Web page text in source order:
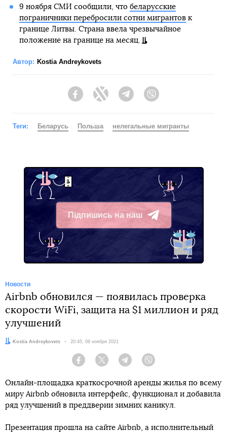
9 ноября СМИ сообщили, что беларусские
пограничники перебросили сотни мигрантовк
границе Литвы. Страна ввела чрезвычайное
положение на границе на месяц.
Автор: Kostia Andreykovets
FacebookTwitter Telegram
Теги: Беларусь Польша нелегальные мигранты
Підпишись на наш
Telegram
Новости
Airbnb обновился — появилась проверка
скорости WiFi, защита на $1 миллион и ряд
улучшений
Автор:Kostia Andreykovets Дата:
20:45, 09 ноября 2021
Facebook Twitter Telegram
Онлайн-площадка краткосрочной аренды жилья по всему
миру Airbnb обновила интерфейс, функционал и добавила
ряд улучшений в преддверии зимних каникул.
Презентация прошла на сайте Airbnb, а исполнительный